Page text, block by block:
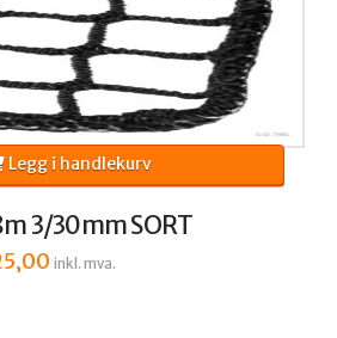
3/30mm SORT
Nåværende
pris
inkl. mva.
Legg i handlekurv